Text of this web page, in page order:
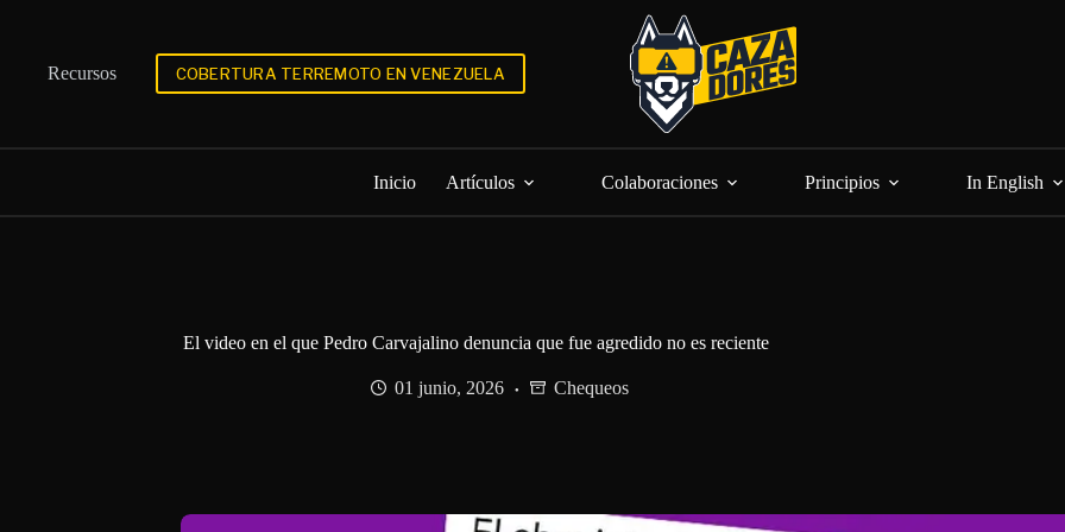
Recursos
COBERTURA TERREMOTO EN VENEZUELA
Inicio Artículos Colaboraciones Principios In English
El video en el que Pedro Carvajalino denuncia que fue agredido no es reciente
01 junio, 2026 Chequeos